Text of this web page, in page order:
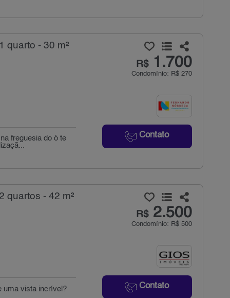
quarto - 30 m²
R$1.700
Condomínio: R$ 270
Contato
freguesia do ó te
quartos - 42 m²
R$2.500
Condomínio: R$ 500
Contato
uma vista incrível?